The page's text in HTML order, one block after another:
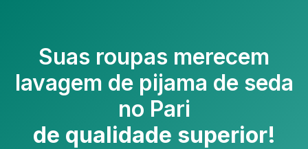
Suas roupas merecem
lavagem de pijama de seda
no Pari
de qualidade superior!